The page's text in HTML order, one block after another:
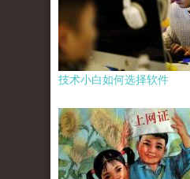
技术小白如何选择软件